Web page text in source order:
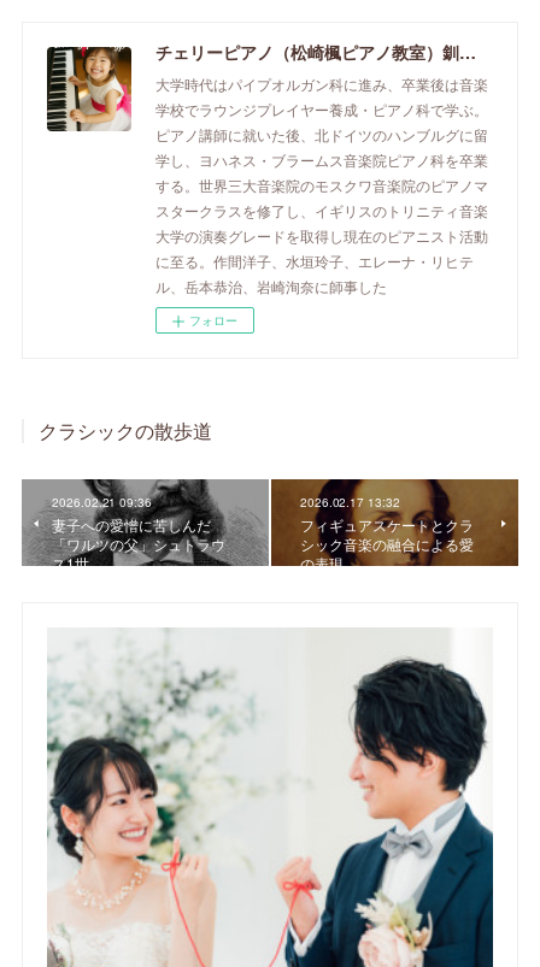
チェリーピアノ（松崎楓ピアノ教室）釧路市のピアノ教室
大学時代はパイプオルガン科に進み、卒業後は音楽
学校でラウンジプレイヤー養成・ピアノ科で学ぶ。
ピアノ講師に就いた後、北ドイツのハンブルグに留
学し、ヨハネス・ブラームス音楽院ピアノ科を卒業
する。世界三大音楽院のモスクワ音楽院のピアノマ
スタークラスを修了し、イギリスのトリニティ音楽
大学の演奏グレードを取得し現在のピアニスト活動
に至る。作間洋子、水垣玲子、エレーナ・リヒテ
ル、岳本恭治、岩崎洵奈に師事した
フォロー
クラシックの散歩道
2026.02.21 09:36
妻子への愛憎に苦しんだ
「ワルツの父」シュトラウ
ス1世
2026.02.17 13:32
フィギュアスケートとクラ
シック音楽の融合による愛
の表現